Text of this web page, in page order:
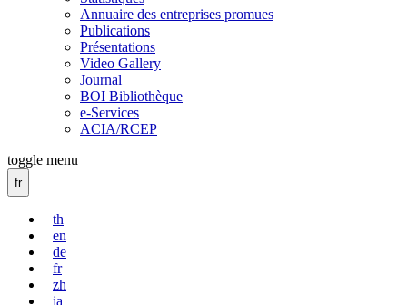
Annuaire des entreprises promues
Publications
Présentations
Video Gallery
Journal
BOI Bibliothèque
e-Services
ACIA/RCEP
toggle menu
fr
th
en
de
fr
zh
ja